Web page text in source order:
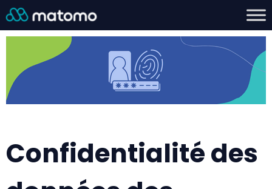
Confidentialité des